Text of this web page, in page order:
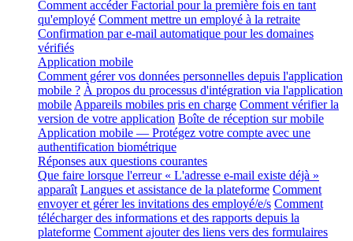
Comment accéder Factorial pour la première fois en tant
qu'employé Comment mettre un employé à la retraite
Confirmation par e-mail automatique pour les domaines
vérifiés
Application mobile
Comment gérer vos données personnelles depuis l'application
mobile ? À propos du processus d'intégration via l'application
mobile Appareils mobiles pris en charge Comment vérifier la
version de votre application Boîte de réception sur mobile
Application mobile — Protégez votre compte avec une
authentification biométrique
Réponses aux questions courantes
Que faire lorsque l'erreur « L'adresse e-mail existe déjà »
apparaît Langues et assistance de la plateforme Comment
envoyer et gérer les invitations des employé/e/s Comment
télécharger des informations et des rapports depuis la
plateforme Comment ajouter des liens vers des formulaires